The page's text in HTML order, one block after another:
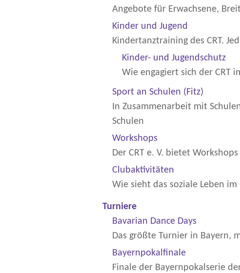
Angebote für Erwachsene,
Kinder und Jugend
Kindertanztraining des CRT.
Kinder- und Jugendschutz
Wie engagiert sich der CRT
Sport an Schulen (Fitz)
In Zusammenarbeit mit
Schulen
Workshops
Der CRT e. V. bietet
Clubaktivitäten
Wie sieht das soziale Leben im
Turniere
Bavarian Dance Days
Das größte Turnier in Bayern,
Bayernpokalfinale
Finale der Bayernpokalserie